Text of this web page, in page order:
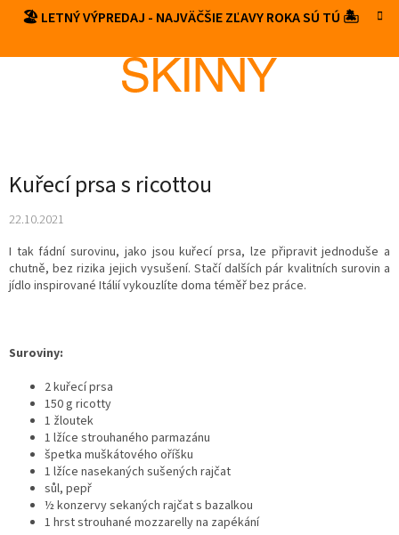
Prejsť
🏖️ LETNÝ VÝPREDAJ - NAJVÄČŠIE ZĽAVY ROKA SÚ TÚ 🏝️
Kuřecí prsa s ricottou
22.10.2021
I tak fádní surovinu, jako jsou kuřecí prsa, lze připravit jednoduše a
chutně, bez rizika jejich vysušení. Stačí dalších pár kvalitních surovin a
jídlo inspirované Itálií vykouzlíte doma téměř bez práce.
Suroviny:
2 kuřecí prsa
150 g ricotty
1 žloutek
1 lžíce strouhaného parmazánu
špetka muškátového oříšku
1 lžíce nasekaných sušených rajčat
sůl, pepř
½ konzervy sekaných rajčat s bazalkou
1 hrst strouhané mozzarelly na zapékání